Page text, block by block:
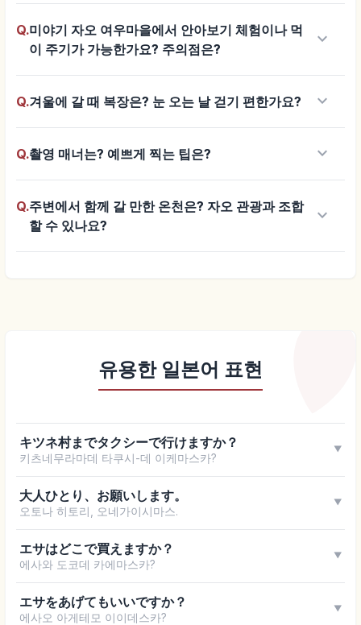
Q.미야기 자오 여우마을에서 안아보기 체험이나 먹
이 주기가 가능한가요? 주의점은?
keyboard_arrow_down
Q.겨울에 갈 때 복장은? 눈 오는 날 걷기 편한가요? keyboard_arrow_down
Q.촬영 매너는? 예쁘게 찍는 팁은? keyboard_arrow_down
Q.주변에서 함께 갈 만한 온천은? 자오 관광과 조합
할 수 있나요?
keyboard_arrow_down
유용한 일본어 표현
キツネ村までタクシーで行けますか？
키츠네무라마데 타쿠시-데 이케마스카?
▼
大人ひとり、お願いします。
오토나 히토리, 오네가이시마스.
▼
エサはどこで買えますか？
에사와 도코데 카에마스카?
▼
エサをあげてもいいですか？
에사오 아게테모 이이데스카?
▼